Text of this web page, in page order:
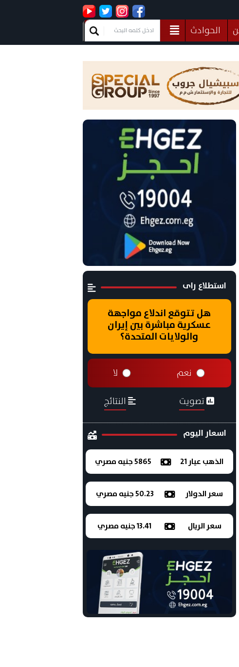
الحوادث
استطلاع راى
هل تتوقع اندلاع مواجهة
عسكرية مباشرة بين إيران
والولايات المتحدة؟
نعم لا
تصويت النتائج
اسعار اليوم
الذهب عيار 21 5865 جنيه مصري
سعر الدولار 50.23 جنيه مصري
سعر الريال 13.41 جنيه مصري